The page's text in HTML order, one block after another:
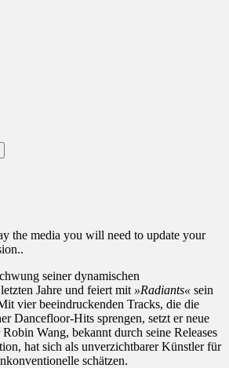
the media you will need to update your
seiner dynamischen
Jahre und feiert mit »Radiants« sein
vier beeindruckenden Tracks, die die
Dancefloor-Hits sprengen, setzt er neue
Wang, bekannt durch seine Releases
hat sich als unverzichtbarer Künstler für
schätzen.